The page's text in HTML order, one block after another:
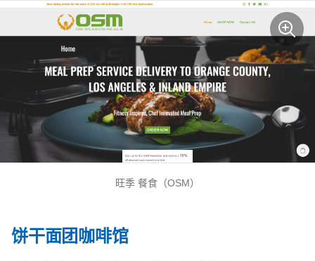
旺季 餐食（OSM）
饼干面团咖啡馆